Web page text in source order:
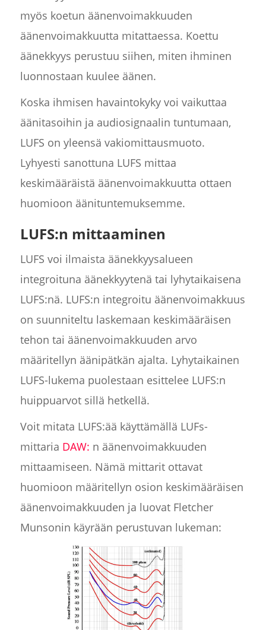
myös koetun äänenvoimakkuuden
äänenvoimakkuutta mitattaessa. Koettu
äänekkyys perustuu siihen, miten ihminen
luonnostaan kuulee äänen.
Koska ihmisen havaintokyky voi vaikuttaa
äänitasoihin ja audiosignaalin tuntumaan,
LUFS on yleensä vakiomittausmuoto.
Lyhyesti sanottuna LUFS mittaa
keskimääräistä äänenvoimakkuutta ottaen
huomioon äänituntemuksemme.
LUFS:n mittaaminen
LUFS voi ilmaista äänekkyysalueen
integroituna äänekkyytenä tai lyhytaikaisena
LUFS:nä. LUFS:n integroitu äänenvoimakkuus
on suunniteltu laskemaan keskimääräisen
tehon tai äänenvoimakkuuden arvo
määritellyn äänipätkän ajalta. Lyhytaikainen
LUFS-lukema puolestaan esittelee LUFS:n
huippuarvot sillä hetkellä.
Voit mitata LUFS:ää käyttämällä LUFs-
mittaria DAW: n äänenvoimakkuuden
mittaamiseen. Nämä mittarit ottavat
huomioon määritellyn osion keskimääräisen
äänenvoimakkuuden ja luovat Fletcher
Munsonin käyrään perustuvan lukeman: